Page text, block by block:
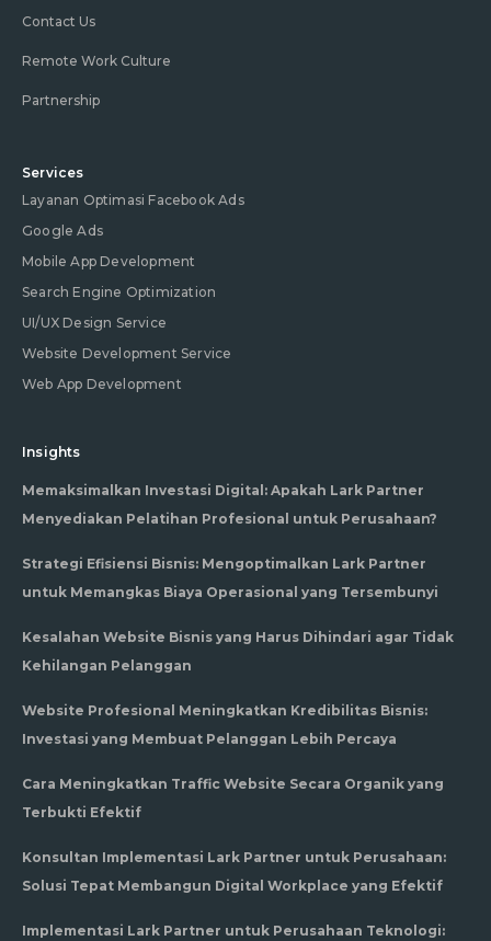
Contact Us
Remote Work Culture
Partnership
Services
Layanan Optimasi Facebook Ads
Google Ads
Mobile App Development
Search Engine Optimization
UI/UX Design Service
Website Development Service
Web App Development
Insights
Memaksimalkan Investasi Digital: Apakah Lark Partner
Menyediakan Pelatihan Profesional untuk Perusahaan?
Strategi Efisiensi Bisnis: Mengoptimalkan Lark Partner
untuk Memangkas Biaya Operasional yang Tersembunyi
Kesalahan Website Bisnis yang Harus Dihindari agar Tidak
Kehilangan Pelanggan
Website Profesional Meningkatkan Kredibilitas Bisnis:
Investasi yang Membuat Pelanggan Lebih Percaya
Cara Meningkatkan Traffic Website Secara Organik yang
Terbukti Efektif
Konsultan Implementasi Lark Partner untuk Perusahaan:
Solusi Tepat Membangun Digital Workplace yang Efektif
Implementasi Lark Partner untuk Perusahaan Teknologi: